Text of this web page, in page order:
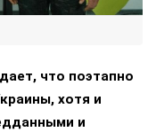
что поэтапно
хотя и
и